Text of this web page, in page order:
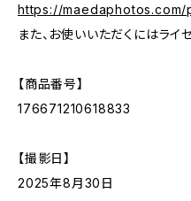
https://
また、お使いいただくにはライ
【商品番号】
176671210618833
【撮影日】
2025年8月30日